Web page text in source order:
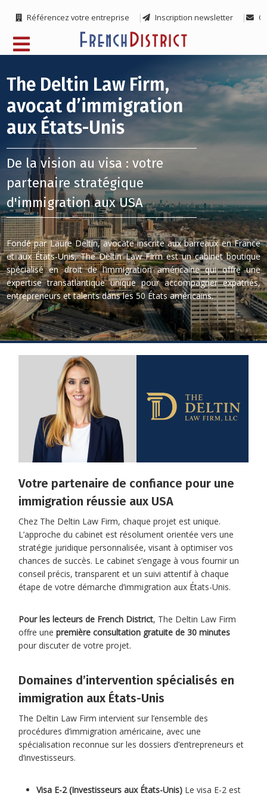
Référencez votre entreprise Inscription newsletter
The Deltin Law Firm,
avocat d’immigration
aux États-Unis
De la vision au visa : votre
partenaire stratégique
d'immigration aux USA
Fondé par Laure Deltin, avocate inscrite aux barreaux en France
et aux États-Unis, The Deltin Law Firm est un cabinet boutique
spécialisé en droit de l’immigration américaine qui offre une
expertise transatlantique unique pour accompagner expatriés,
entrepreneurs et talents dans les 50 États américains.
Votre partenaire de confiance pour une
immigration réussie aux USA
Chez The Deltin Law Firm, chaque projet est unique.
L’approche du cabinet est résolument orientée vers une
stratégie juridique personnalisée, visant à optimiser vos
chances de succès. Le cabinet s’engage à vous fournir un
conseil précis, transparent et un suivi attentif à chaque
étape de votre démarche d’immigration aux États-Unis.
Pour les lecteurs de French District, The Deltin Law Firm
offre unepremière consultation gratuite de 30 minutes
pour discuter de votre projet.
Domaines d’intervention spécialisés en
immigration aux États-Unis
The Deltin Law Firm intervient sur l’ensemble des
procédures d’immigration américaine, avec une
spécialisation reconnue sur les dossiers d’entrepreneurs et
d’investisseurs.
Visa E-2 (Investisseurs aux États-Unis) Le visa E-2 est